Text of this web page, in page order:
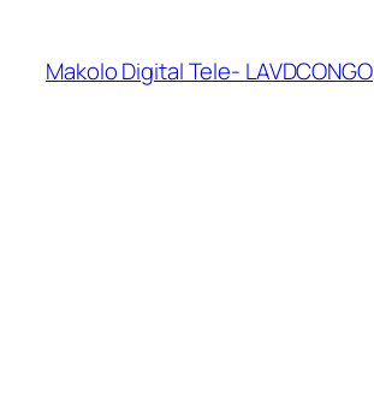
Makolo Digital Tele- LAVDCONGO